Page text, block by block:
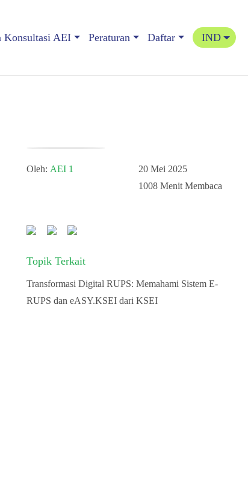
Konsultasi AEI Peraturan Daftar IND
Oleh: AEI 1
20 Mei 2025
1008 Menit Membaca
Topik Terkait
Transformasi Digital RUPS: Memahami Sistem E-
RUPS dan eASY.KSEI dari KSEI